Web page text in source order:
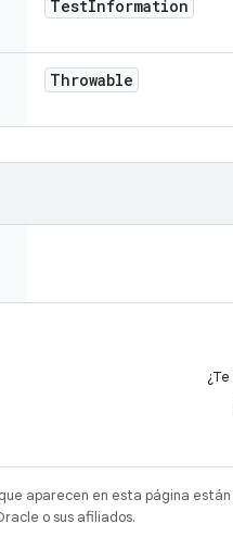
TestInformation
Throwable
aparecen en esta página
o sus afiliados.